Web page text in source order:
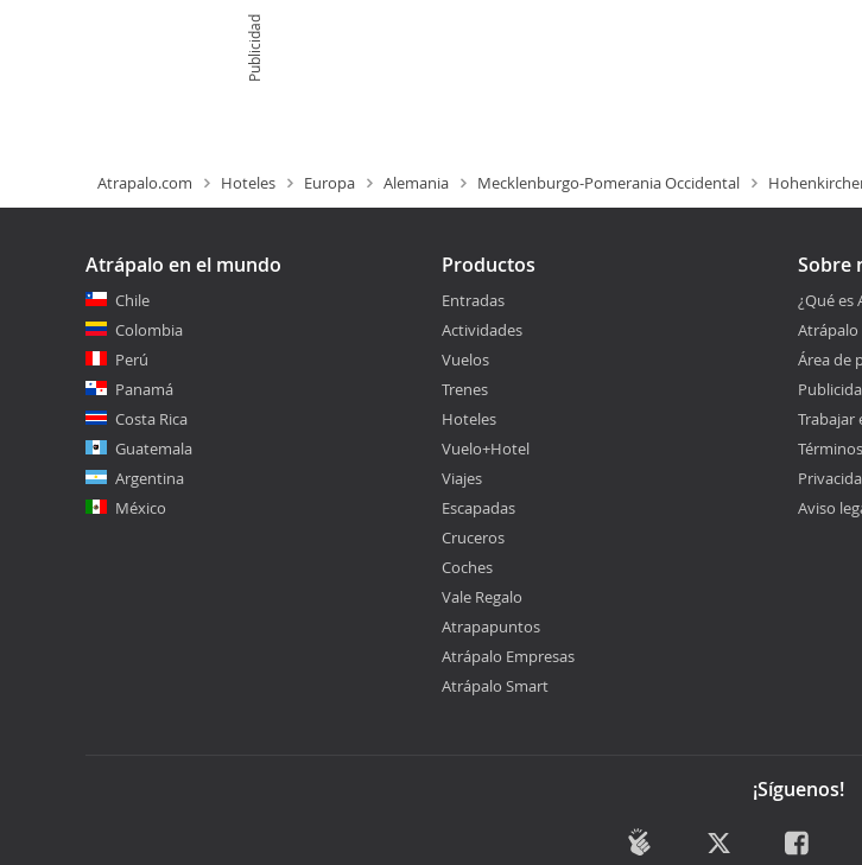
Publicidad
Atrapalo.com Hoteles Europa Alemania Mecklenburgo-Pomerania Occidental
Atrápalo en el mundo
Chile
Colombia
Perú
Panamá
Costa Rica
Guatemala
Argentina
México
Productos
Entradas
Actividades
Vuelos
Trenes
Hoteles
Vuelo+Hotel
Viajes
Escapadas
Cruceros
Coches
Vale Regalo
Atrapapuntos
Atrápalo Empresas
Atrápalo Smart
Sobre
¿Qué es
Atrápalo
Área de
Trabajar
Aviso
¡Síguenos!